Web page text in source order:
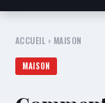
ACCUEIL › MAISON
MAISON